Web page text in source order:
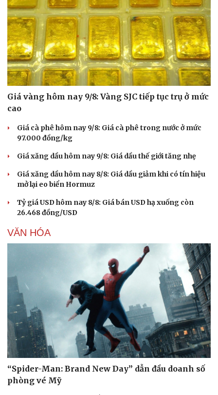
Giá vàng hôm nay 9/8: Vàng SJC tiếp tục trụ ở mức
cao
Giá cà phê hôm nay 9/8: Giá cà phê trong nước ở mức
97.000 đồng/kg
Giá xăng dầu hôm nay 9/8: Giá dầu thế giới tăng nhẹ
Giá xăng dầu hôm nay 8/8: Giá dầu giảm khi có tín hiệu
mở lại eo biển Hormuz
Tỷ giá USD hôm nay 8/8: Giá bán USD hạ xuống còn
26.468 đồng/USD
VĂN HÓA
“Spider-Man: Brand New Day” dẫn đầu doanh số
phòng vé Mỹ